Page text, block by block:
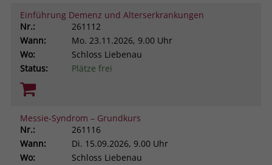
Einführung Demenz und Alterserkrankungen
Nr.:
261112
Wann:
Mo. 23.11.2026, 9.00 Uhr
Wo:
Schloss Liebenau
Status:
Plätze frei
Messie-Syndrom – Grundkurs
Nr.:
261116
Wann:
Di. 15.09.2026, 9.00 Uhr
Wo:
Schloss Liebenau
Zweck
zu speichern und in einer einzigen
Sitzungsaufzeichnung
zusammenzufassen.